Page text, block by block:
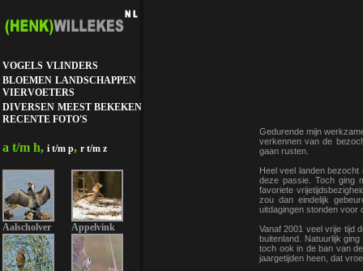
VOGELS VLINDERS
BLOEMEN LANDSCHAPPEN
VIERVOETERS
DIVERSEN MEEST BEKEKEN
RECENTE FOTO'S
a t/m h, i t/m p, r t/m z
Aalscholver Appelvink
Gedurende mijn
verkennen van de
gaan rusten.
Heel veel landen
deze passie. Toch ging
favoriete
zou dan eindelijk
uitdagingen stonden voor
Vanaf 2001 veel vrije tijd
buitenland. Natuurlijk
toch ook in de ban van
jaargetijden heen, dat